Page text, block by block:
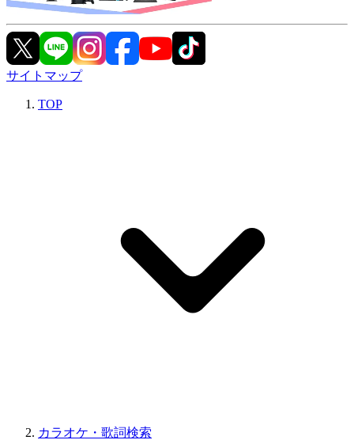
サイトマップ
TOP
カラオケ・歌詞検索